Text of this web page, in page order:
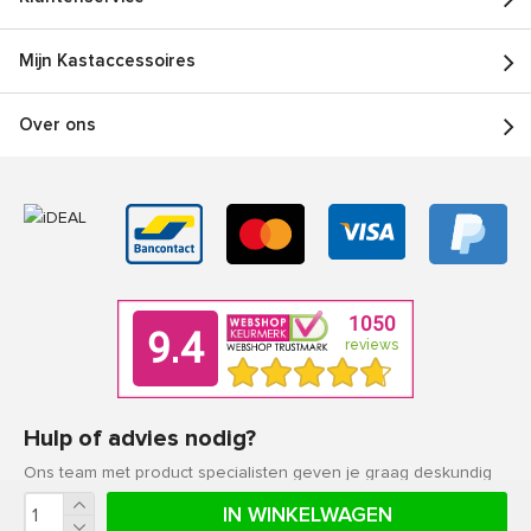
IN WINKELWAGEN
Mijn Kastaccessoires
Over ons
Hulp of advies nodig?
Ons team met product specialisten geven je graag deskundig
advies.